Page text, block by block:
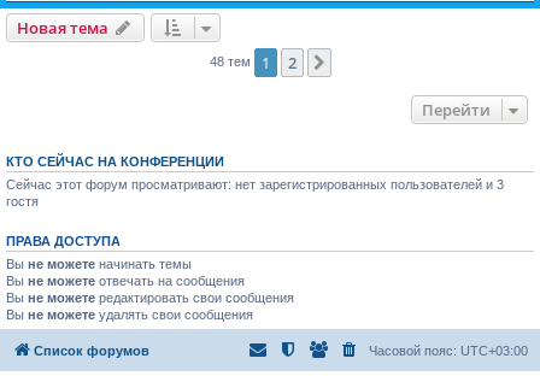
Новая тема
48 тем 1 2
Перейти
КТО СЕЙЧАС НА КОНФЕРЕНЦИИ
Сейчас этот форум просматривают: нет зарегистрированных пользователей и 3
гостя
ПРАВА ДОСТУПА
Вы не можете начинать темы
Вы не можете отвечать на сообщения
Вы не можете редактировать свои сообщения
Вы не можете удалять свои сообщения
Список форумов Часовой пояс: UTC+03:00